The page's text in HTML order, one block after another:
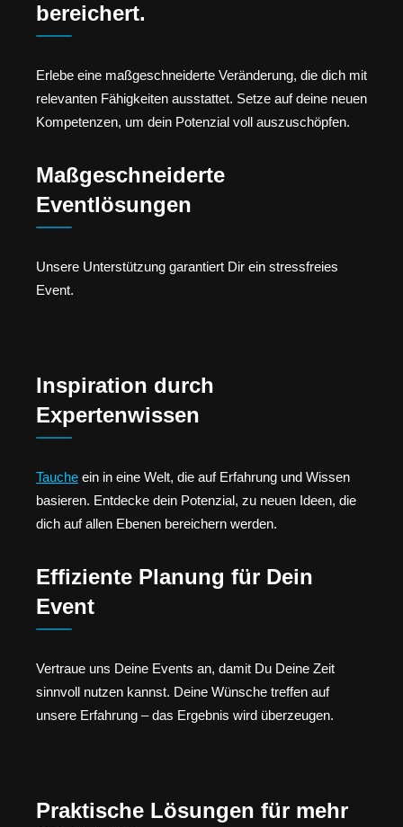
bereichert.
Erlebe eine maßgeschneiderte Veränderung, die dich mit
relevanten Fähigkeiten ausstattet. Setze auf deine neuen
Kompetenzen, um dein Potenzial voll auszuschöpfen.
Maßgeschneiderte
Eventlösungen
Unsere Unterstützung garantiert Dir ein stressfreies
Event.
Inspiration durch
Expertenwissen
Tauche ein in eine Welt, die auf Erfahrung und Wissen
basieren. Entdecke dein Potenzial, zu neuen Ideen, die
dich auf allen Ebenen bereichern werden.
Effiziente Planung für Dein
Event
Vertraue uns Deine Events an, damit Du Deine Zeit
sinnvoll nutzen kannst. Deine Wünsche treffen auf
unsere Erfahrung – das Ergebnis wird überzeugen.
Praktische Lösungen für mehr